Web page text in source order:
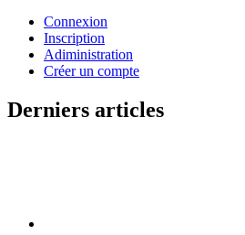
Connexion
Inscription
Adiministration
Créer un compte
Derniers articles